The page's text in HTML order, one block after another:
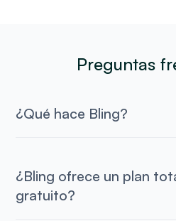
Preguntas
¿Qué hace Bling?
¿Bling ofrece un plan
gratuito?